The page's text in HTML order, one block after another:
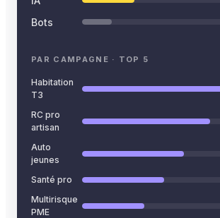
Bots
PAR CAMPAGNE · TOP 5
Habitation
T3
RC pro
artisan
Auto
jeunes
Santé pro
Multirisque
PME